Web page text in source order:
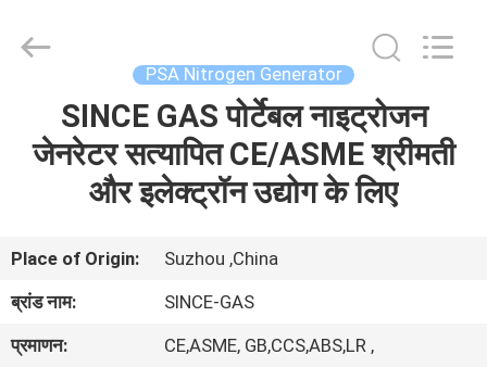
हमारे
बारे
में
Technology
Co.,Ltd.
PSA Nitrogen Generator
SINCE GAS पोर्टेबल नाइट्रोजन
जेनरेटर सत्यापित CE/ASME श्रीमती
और इलेक्ट्रॉन उद्योग के लिए
Place of Origin:
Suzhou ,China
ब्रांड नाम:
SINCE-GAS
प्रमाणन:
CE,ASME, GB,CCS,ABS,LR ,